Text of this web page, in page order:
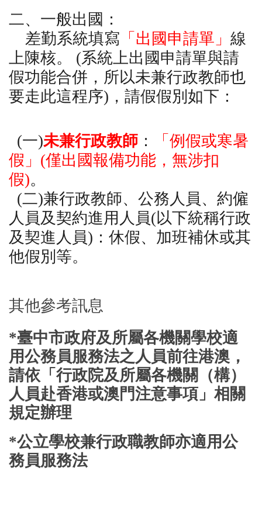
二、一般出國：
差勤系統填寫 「出國申請單」 線
上陳核。 (系統上出國申請單與請
假功能合併，所以未兼行政教師也
要走此這程序)，請假假別如下：
(一)未兼行政教師 ：
「例假或寒暑
假」(僅出國報備功能，無涉扣
假)。
(二)兼行政教師、公務人員、約僱
人員及契約進用人員(以下統稱行政
及契進人員)：休假、加班補休或其
他假別等。
其他參考訊息
*臺中市政府及所屬各機關學校適
用公務員服務法之人員前往港澳，
請依「行政院及所屬各機關（構）
人員赴香港或澳門注意事項」相關
規定辦理
*公立學校兼行政職教師亦適用公
務員服務法